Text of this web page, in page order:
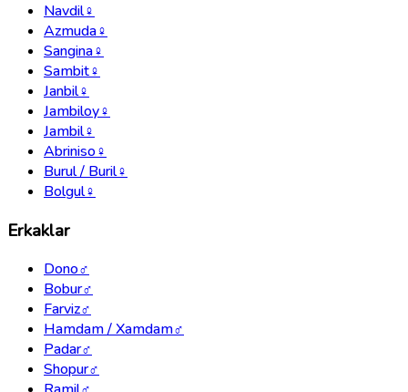
Navdil♀
Azmuda♀
Sangina♀
Sambit♀
Janbil♀
Jambiloy♀
Jambil♀
Abriniso♀
Burul / Buril♀
Bolgul♀
Erkaklar
Dono♂
Bobur♂
Farviz♂
Hamdam / Xamdam♂
Padar♂
Shopur♂